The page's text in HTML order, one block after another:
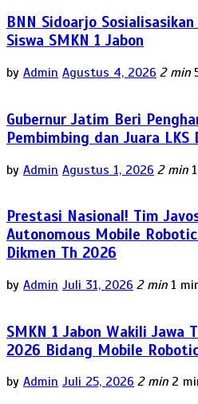
BNN Sidoarjo
Siswa SMKN 1 Jabon
by Admin Agustus 4, 2026 2 min
Gubernur Jatim Beri
Pembimbing dan Juara
by Admin Agustus 1, 2026 2 min
Prestasi Nasional! Tim
Autonomous Mobile
Dikmen Th 2026
by Admin Juli 31, 2026 2 min 1
SMKN 1 Jabon Wakili Jawa
2026 Bidang Mobile
by Admin Juli 25, 2026 2 min 2